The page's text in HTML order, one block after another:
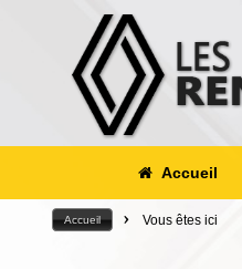
Accueil
Accueil > Vous êtes ici